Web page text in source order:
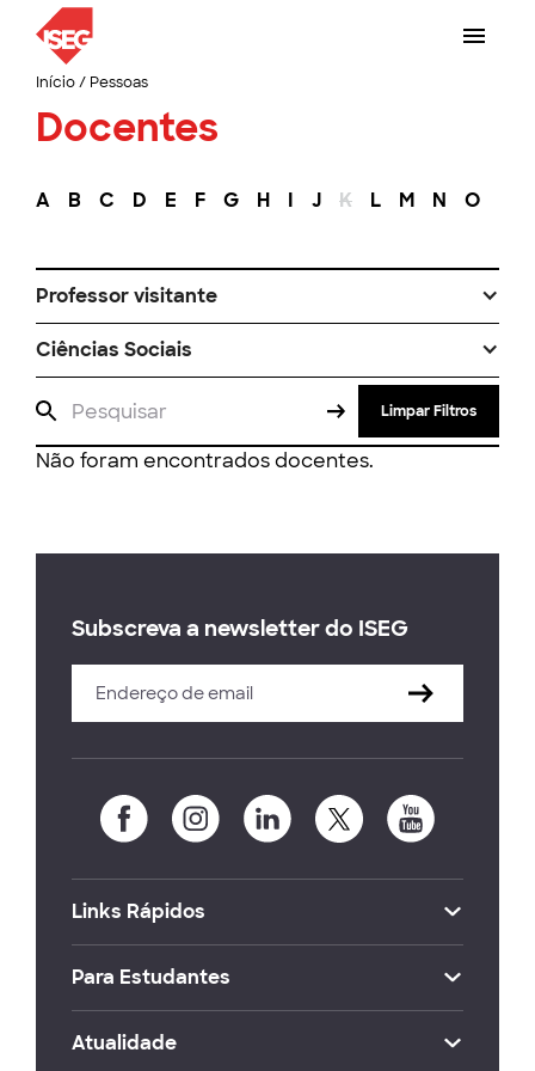
Início/ Pessoas
Docentes
A B C D E F G H I J K L M N O
Professor visitante
Ciências Sociais
Limpar Filtros
Não foram encontrados docentes.
Subscreva a newsletter do ISEG
Links Rápidos
Para Estudantes
Atualidade